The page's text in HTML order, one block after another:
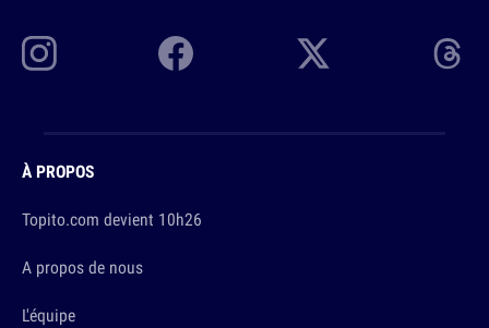
À PROPOS
Topito.com devient 10h26
A propos de nous
L'équipe